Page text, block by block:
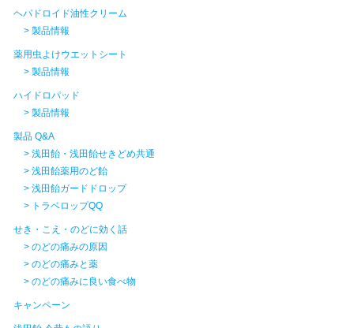
ヘパドロイド油性クリーム
> 製品情報
薬用虫よけウエットシート
> 製品情報
ハイドロパッド
> 製品情報
製品 Q&A
> 浅田飴・浅田飴せきどめ共通
> 浅田飴薬用のど飴
> 浅田飴ガードドロップ
> トラベロップQQ
せき・こえ・のどに効く話
> のどの痛みの原因
> のどの痛みと薬
> のどの痛みに良い食べ物
キャンペーン